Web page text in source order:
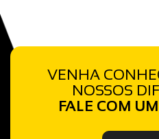
VENHA
NOSSOS
FALE COM